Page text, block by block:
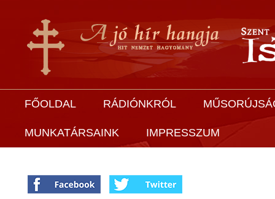
FŐOLDAL RÁDIÓNKRÓL
MUNKATÁRSAINK IMPRESSZUM